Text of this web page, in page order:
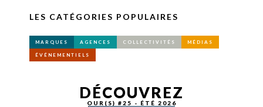
LES CATÉGORIES POPULAIRES
MARQUES AGENCES COLLECTIVITÉS MÉDIAS
ÉVÉNEMENTIELS
DÉCOUVREZ
OUR(S) #25 - ÉTÉ 2026